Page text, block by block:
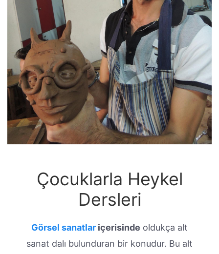
Çocuklarla Heykel
Dersleri
Görsel sanatlar içerisinde oldukça alt
sanat dalı bulunduran bir konudur. Bu alt